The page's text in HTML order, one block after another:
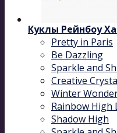
Куклы Рейнбоу
Pretty in Paris
Be Dazzling
Sparkle and
Сreative
Winter
Rainbow High
Shadow High